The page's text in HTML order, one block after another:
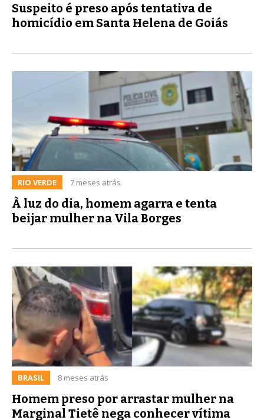
Suspeito é preso após tentativa de
homicídio em Santa Helena de Goiás
RIO VERDE 7 meses atrás
À luz do dia, homem agarra e tenta
beijar mulher na Vila Borges
BRASIL 8 meses atrás
Homem preso por arrastar mulher na
Marginal Tietê nega conhecer vítima